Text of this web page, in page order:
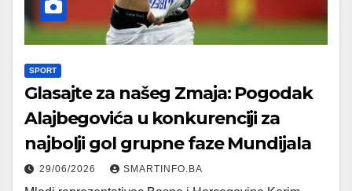
SPORT
Glasajte za našeg Zmaja: Pogodak
Alajbegovića u konkurenciji za
najbolji gol grupne faze Mundijala
29/06/2026 SMARTINFO.BA